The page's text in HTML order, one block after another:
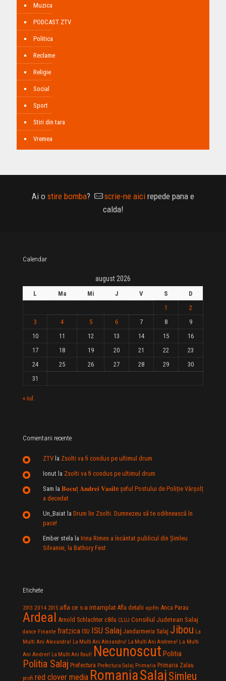
Muzica
PODCAST ZTV
Politica
Reclame
Religie
Social
Sport
Stiri din tara
Vremea
Ai o stire bomba? scrie-ne aici repede pana e
calda!
Calendar
august 2026
L Ma Mi J V S
D
1
2
3
4 5 6 7 8
9
10
11 12 13 14 15
16
17
18 19 20 21 22
23
24
25 26 27 28 29
30
31
« iul.
Comentarii recente
ZTV la Zsolti va fi condus pe ultimul drum
Ionut la Zsolti va fi condus pe ultimul drum
Sam la 𝐁𝐨𝐜𝐮ț 𝐀𝐧𝐝𝐫𝐞𝐢 𝐕𝐚𝐬𝐢𝐥e şeful Postului de Poliție Vârșolț
a decedat
Un_Baiat la Drum lin Zsolti. Dumnezeu sã te odihneascã în
pace!
Ember stela la Irina Rimes a încântat publicul din Şimleu
Silvaniei, la Bathory Fest
Etichete
2013 2014 2015 afla ce s-a intamplat Afla detalii ajofm Anca Parau
Ardeal Arnold Schlachter c8ilu CLUJ Consiliul Judetean Salaj
dance Finante fratzica ISU ISU Salaj Jandarmeria Salaj Jibou La
Multi Ani Alexandra! La Multi Ani Alexandru! La Multi Ani Andreea! La Multi
Ani Andrei! La Multi Ani Raul! Necunoscut Politia
Politia Salaj Prefectura Prefectura Salaj Primaria Primaria Zalau
profi red clover media RomaniaSalaj Simleu